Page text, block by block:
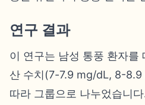
연구 결과
이 연구는 남성 통풍 환자를
산 수치(7-7.9 mg/dL, 8-
따라 그룹으로 나누었습니